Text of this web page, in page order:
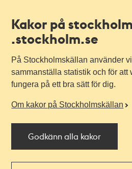
Kakor på
.stockholm.se
På Stockholmskällan använder
sammanställa statistik och för att
fungera på ett bra sätt för dig.
Om kakor på Stockholmskällan
Godkänn alla kakor